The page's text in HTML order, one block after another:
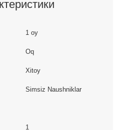
1 oy
Oq
Xitoy
Simsiz Naushniklar
1